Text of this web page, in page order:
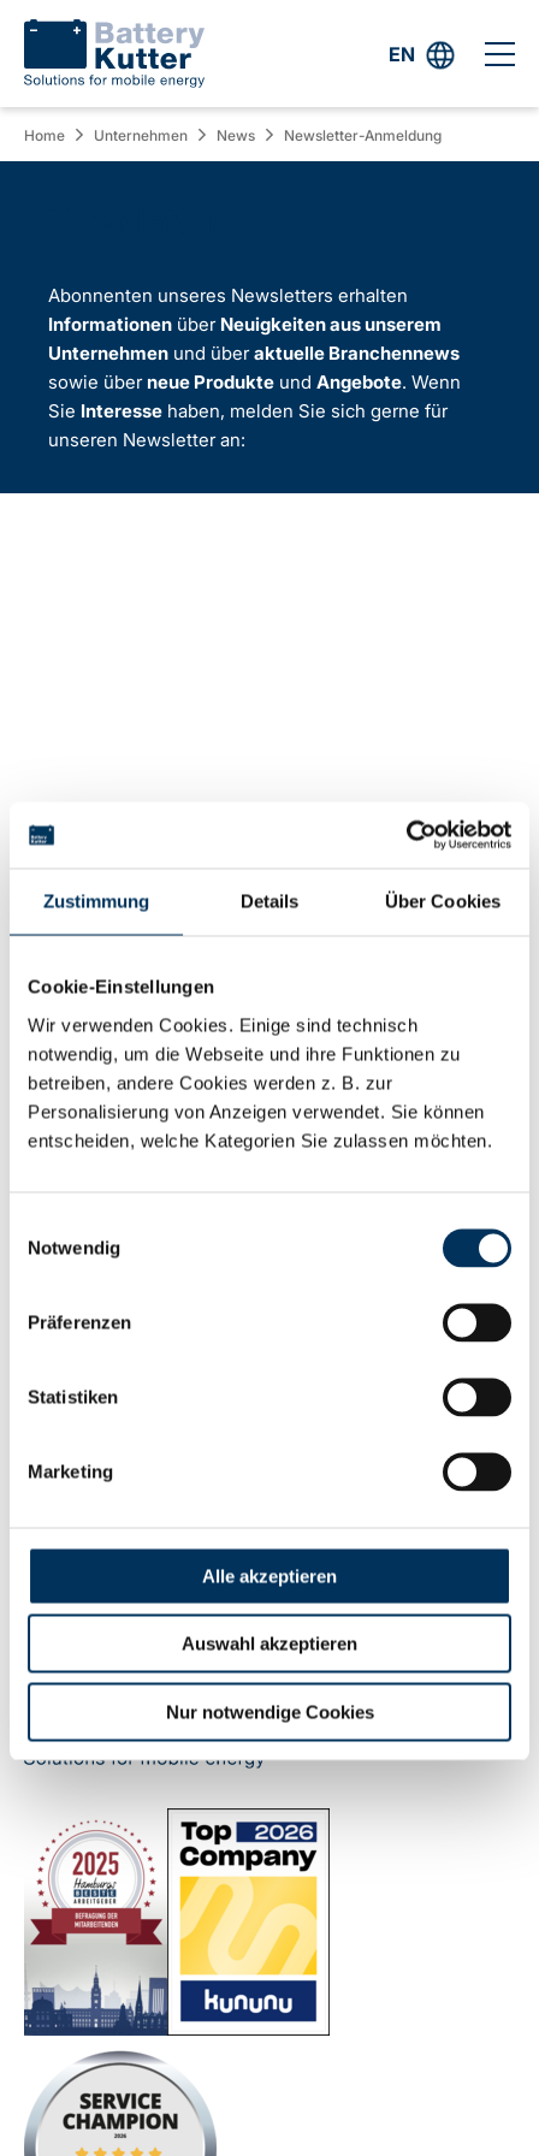
Zustimmung Details Über Cookies
Cookie-Einstellungen
Wir verwenden Cookies. Einige sind technisch
notwendig, um die Webseite und ihre Funktionen zu
betreiben, andere Cookies werden z. B. zur
Personalisierung von Anzeigen verwendet. Sie können
entscheiden, welche Kategorien Sie zulassen möchten.
Notwendig
Präferenzen
Statistiken
Marketing
Alle akzeptieren
Auswahl akzeptieren
Nur notwendige Cookies
EN
Home Unternehmen News Newsletter-Anmeldung
Abonnenten unseres Newsletters erhalten
Informationen über Neuigkeiten aus unserem
Unternehmen und überaktuelle Branchennews
sowie überneue Produkte und Angebote. Wenn
Sie Interesse haben, melden Sie sich gerne für
unseren Newsletter an:
Kontakt
Robert-Koch-Straße 19a
F+49 40 401 161-79
Mo.-Do.:
08:00 – 17:00 Uhr
Fr.: